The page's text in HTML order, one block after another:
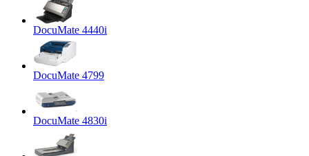
DocuMate 4440i
DocuMate 4799
DocuMate 4830i